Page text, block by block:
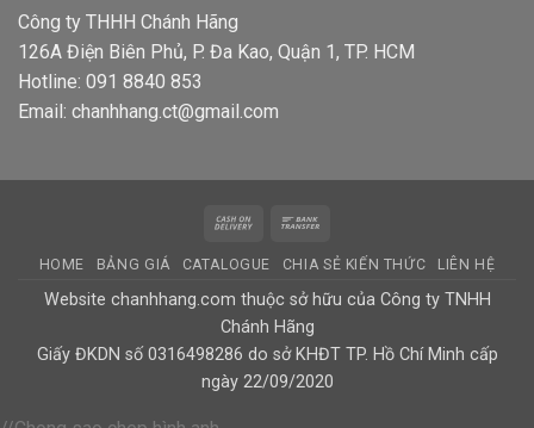
Công ty THHH Chánh Hãng
126A Điện Biên Phủ, P. Đa Kao, Quận 1, TP. HCM
Hotline: 091 8840 853
Email: chanhhang.ct@gmail.com
Cash
Delivery
HOME BẢNG GIÁ CATALOGUE CHIA SẺ KIẾN THỨC LIÊN HỆ
Website chanhhang.com thuộc sở hữu của Công ty TNHH
Chánh Hãng
Giấy ĐKDN số 0316498286 do sở KHĐT TP. Hồ Chí Minh cấp
ngày 22/09/2020